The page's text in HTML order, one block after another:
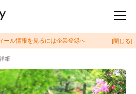
ール情報を見るには企業登録へ [閉じる]
細